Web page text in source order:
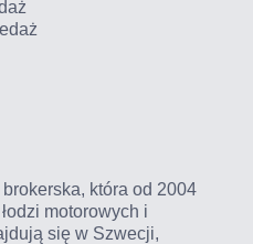
która od 2004
motorowych i
się w Szwecji,